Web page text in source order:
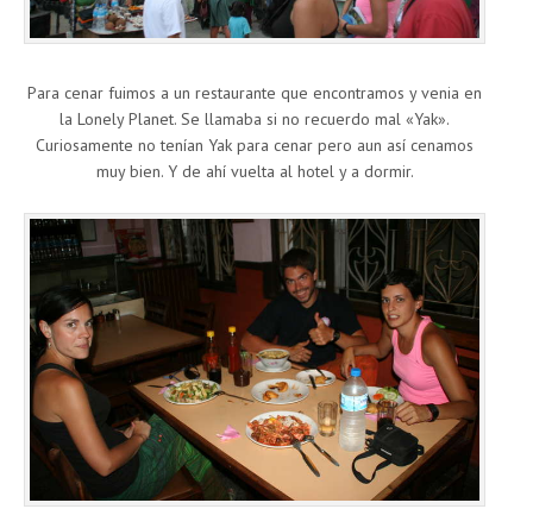
Para cenar fuimos a un restaurante que encontramos y venia en
la Lonely Planet. Se llamaba si no recuerdo mal «Yak».
Curiosamente no tenían Yak para cenar pero aun así cenamos
muy bien. Y de ahí vuelta al hotel y a dormir.